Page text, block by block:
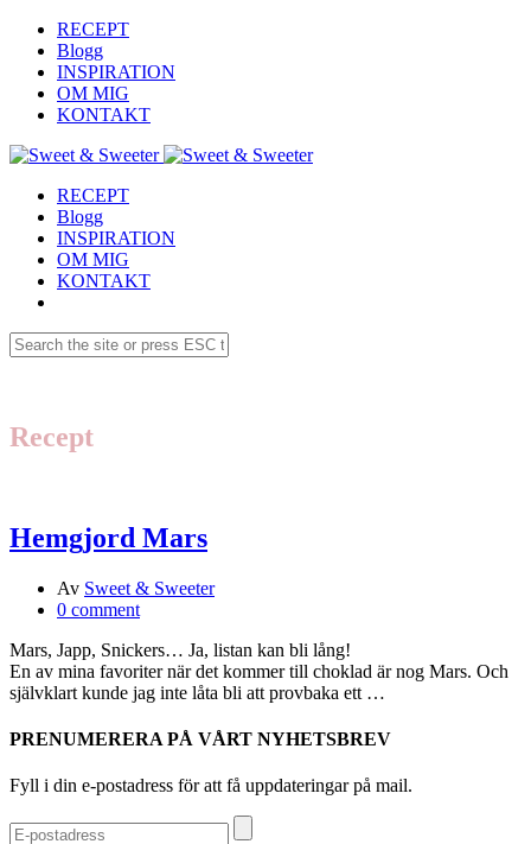
RECEPT
Blogg
INSPIRATION
OM MIG
KONTAKT
RECEPT
Blogg
INSPIRATION
OM MIG
KONTAKT
Recept
Hemgjord Mars
Av Sweet & Sweeter
0 comment
Mars, Japp, Snickers… Ja, listan kan bli lång!
En av mina favoriter när det kommer till choklad är nog Mars. Och
självklart kunde jag inte låta bli att provbaka ett …
PRENUMERERA PÅ VÅRT NYHETSBREV
Fyll i din e-postadress för att få uppdateringar på mail.